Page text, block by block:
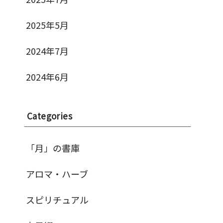
2025年5月
2024年7月
2024年6月
Categories
「月」の書庫
アロマ・ハーブ
スピリチュアル